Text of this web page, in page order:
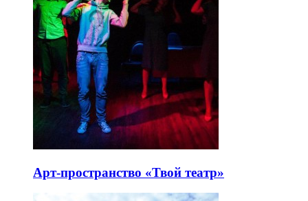
Арт-пространство «Твой театр»